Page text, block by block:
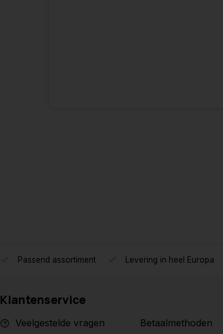
Passend assortiment Levering in heel Europa
Klantenservice
Veelgestelde vragen
Betaalmethoden